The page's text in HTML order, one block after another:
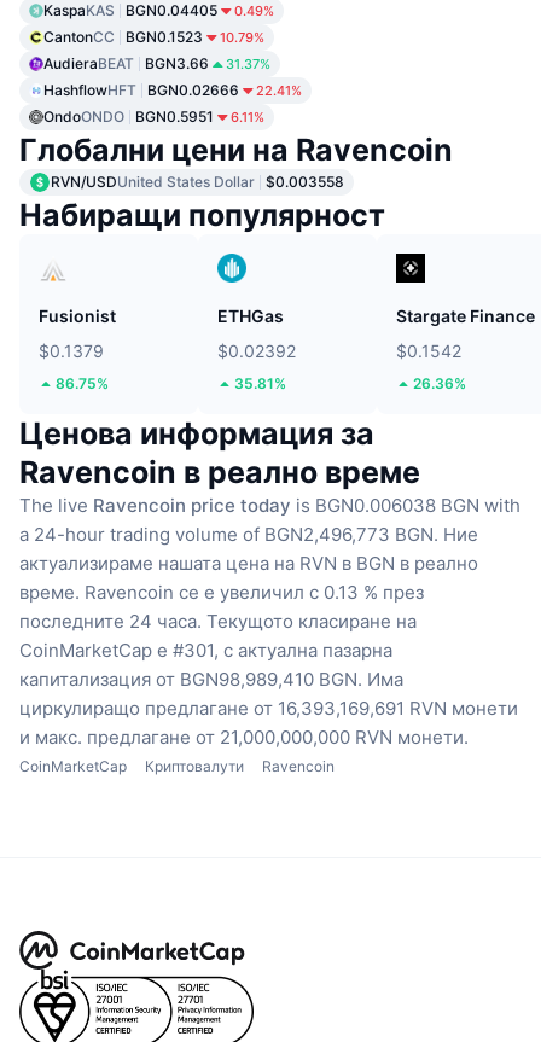
KaspaKAS BGN0.04405 0.49%
CantonCC BGN0.1523 10.79%
AudieraBEAT BGN3.66 31.37%
HashflowHFT BGN0.02666 22.41%
OndoONDO BGN0.5951 6.11%
Глобални цени на Ravencoin
RVN/USDUnited States Dollar $0.003558
Набиращи популярност
Fusionist
$0.1379
86.75%
ETHGas
$0.02392
35.81%
Stargate Finance
$0.1542
26.36%
Ценова информация за
Ravencoin в реално време
The live Ravencoin price today is BGN0.006038 BGN with
a 24-hour trading volume of BGN2,496,773 BGN. Ние
актуализираме нашата цена на RVN в BGN в реално
време. Ravencoin се е увеличил с 0.13 % през
последните 24 часа. Текущото класиране на
CoinMarketCap е #301, с актуална пазарна
капитализация от BGN98,989,410 BGN. Има
циркулиращо предлагане от 16,393,169,691 RVN монети
и макс. предлагане от 21,000,000,000 RVN монети.
CoinMarketCap Криптовалути Ravencoin